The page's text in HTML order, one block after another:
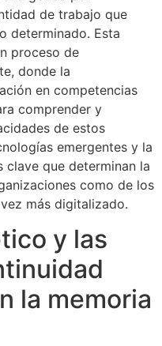
de trabajo que
determinado. Esta
proceso de
donde la
en competencias
comprender y
de estos
emergentes y la
que determinan la
como de los
más digitalizado.
y las
la memoria